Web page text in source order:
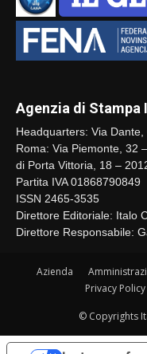
Agenzia di Stampa
Headquarters: Via
Roma: Via Piemonte, 32
di Porta Vittoria, 18 –
Partita IVA 01868790849
ISSN 2465-3535
Direttore Editoriale: Italo
Direttore Responsabile:
Azienda
Privacy Policy
© Copyrights